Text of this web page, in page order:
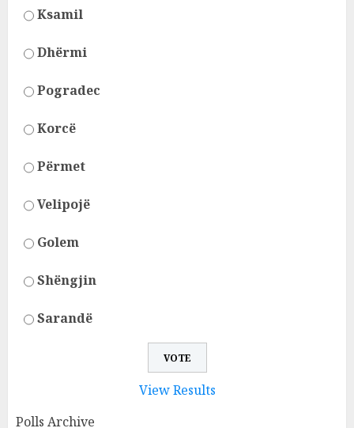
Ksamil
Dhërmi
Pogradec
Korcë
Përmet
Velipojë
Golem
Shëngjin
Sarandë
View Results
Polls Archive